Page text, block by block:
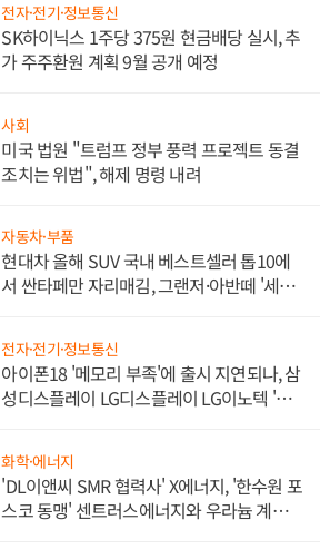
전자·전기·정보통신
SK하이닉스 1주당 375원 현금배당 실시, 추
가 주주환원 계획 9월 공개 예정
사회
미국 법원 "트럼프 정부 풍력 프로젝트 동결
조치는 위법", 해제 명령 내려
자동차·부품
현대차 올해 SUV 국내 베스트셀러 톱10에
서 싼타페만 자리매김, 그랜저·아반떼 '세단
전자·전기·정보통신
아이폰18 '메모리 부족'에 출시 지연되나, 삼
성디스플레이 LG디스플레이 LG이노텍 '탈
화학·에너지
'DL이앤씨 SMR 협력사' X에너지, '한수원 포
스코 동맹' 센트러스에너지와 우라늄 계약